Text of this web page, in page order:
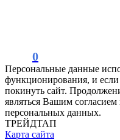
0
Персональные данные
функционирования, и
покинуть сайт.
являться Вашим
персональных данных.
ТРЕЙДТАП
Карта сайта